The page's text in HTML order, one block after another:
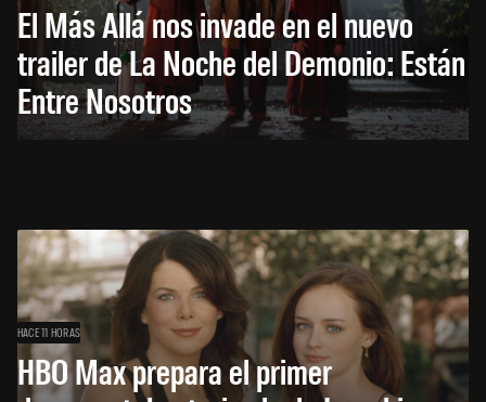
El Más Allá nos invade en el nuevo
trailer de La Noche del Demonio: Están
Entre Nosotros
HACE 11 HORAS
HBO Max prepara el primer